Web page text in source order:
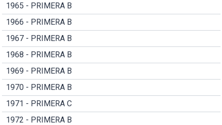
1965 - PRIMERA B
1966 - PRIMERA B
1967 - PRIMERA B
1968 - PRIMERA B
1969 - PRIMERA B
1970 - PRIMERA B
1971 - PRIMERA C
1972 - PRIMERA B